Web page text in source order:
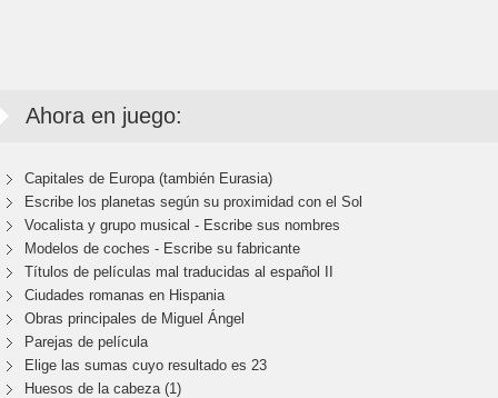
Ahora en juego:
Capitales de Europa (también Eurasia)
Escribe los planetas según su proximidad con el Sol
Vocalista y grupo musical - Escribe sus nombres
Modelos de coches - Escribe su fabricante
Títulos de películas mal traducidas al español II
Ciudades romanas en Hispania
Obras principales de Miguel Ángel
Parejas de película
Elige las sumas cuyo resultado es 23
Huesos de la cabeza (1)